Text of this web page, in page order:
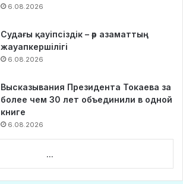
6.08.2026
Судағы қауіпсіздік – әр азаматтың
жауапкершілігі
6.08.2026
Высказывания Президента Токаева за
более чем 30 лет объединили в одной
книге
6.08.2026
...